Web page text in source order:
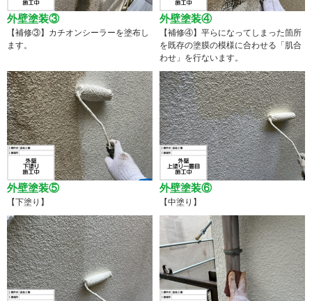
外壁塗装③
【補修③】カチオンシーラーを塗布し
ます。
外壁塗装④
【補修④】平らになってしまった箇所
を既存の塗膜の模様に合わせる「肌合
わせ」を行ないます。
外壁塗装⑤
【下塗り】
外壁塗装⑥
【中塗り】